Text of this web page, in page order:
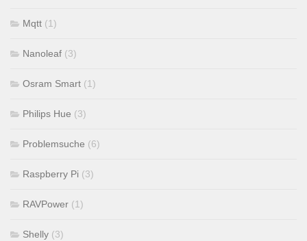
Mqtt (1)
Nanoleaf (3)
Osram Smart (1)
Philips Hue (3)
Problemsuche (6)
Raspberry Pi (3)
RAVPower (1)
Shelly (3)